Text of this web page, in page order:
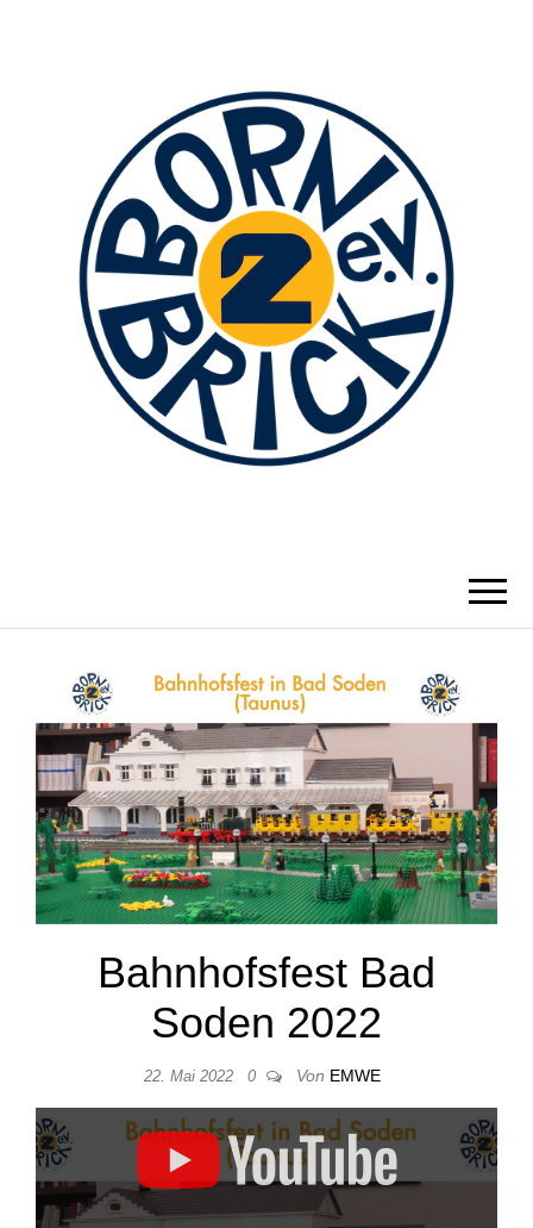
E.V.
Bahnhofsfest Bad
Soden 2022
22. Mai 2022 0 Von EMWE
„YouTube video player“ von YouTube anzeigen